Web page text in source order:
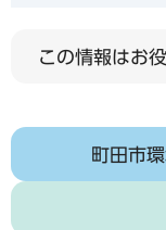
この情報はお
町田市